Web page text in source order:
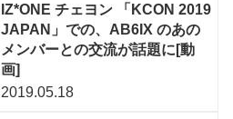
IZ*ONE チェヨン 「KCON 2019
JAPAN」での、AB6IX のあの
メンバーとの交流が話題に[動
画]
2019.05.18